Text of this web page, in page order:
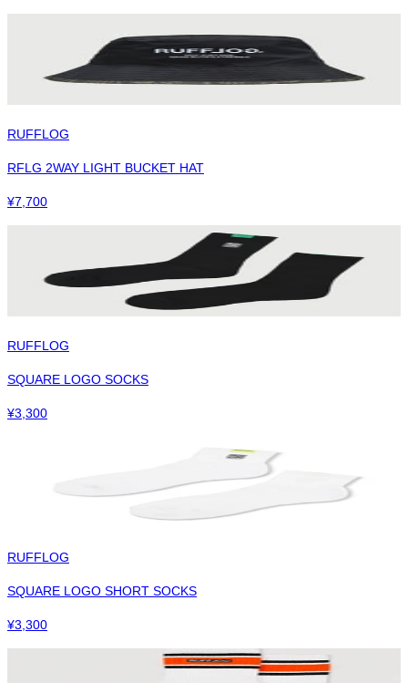
RUFFLOG
RFLG 2WAY LIGHT BUCKET HAT
¥7,700
RUFFLOG
SQUARE LOGO SOCKS
¥3,300
RUFFLOG
SQUARE LOGO SHORT SOCKS
¥3,300